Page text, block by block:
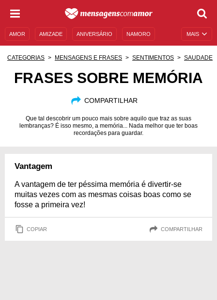
MAIS
AMOR AMIZADE ANIVERSÁRIO NAMORO
CATEGORIAS MENSAGENS E FRASES SENTIMENTOS SAUDADE
FRASES SOBRE MEMÓRIA
COMPARTILHAR
Que tal descobrir um pouco mais sobre aquilo que traz as suas
lembranças? É isso mesmo, a memória... Nada melhor que ter boas
recordações para guardar.
Vantagem
A vantagem de ter péssima memória é divertir-se
muitas vezes com as mesmas coisas boas como se
fosse a primeira vez!
COPIAR COMPARTILHAR